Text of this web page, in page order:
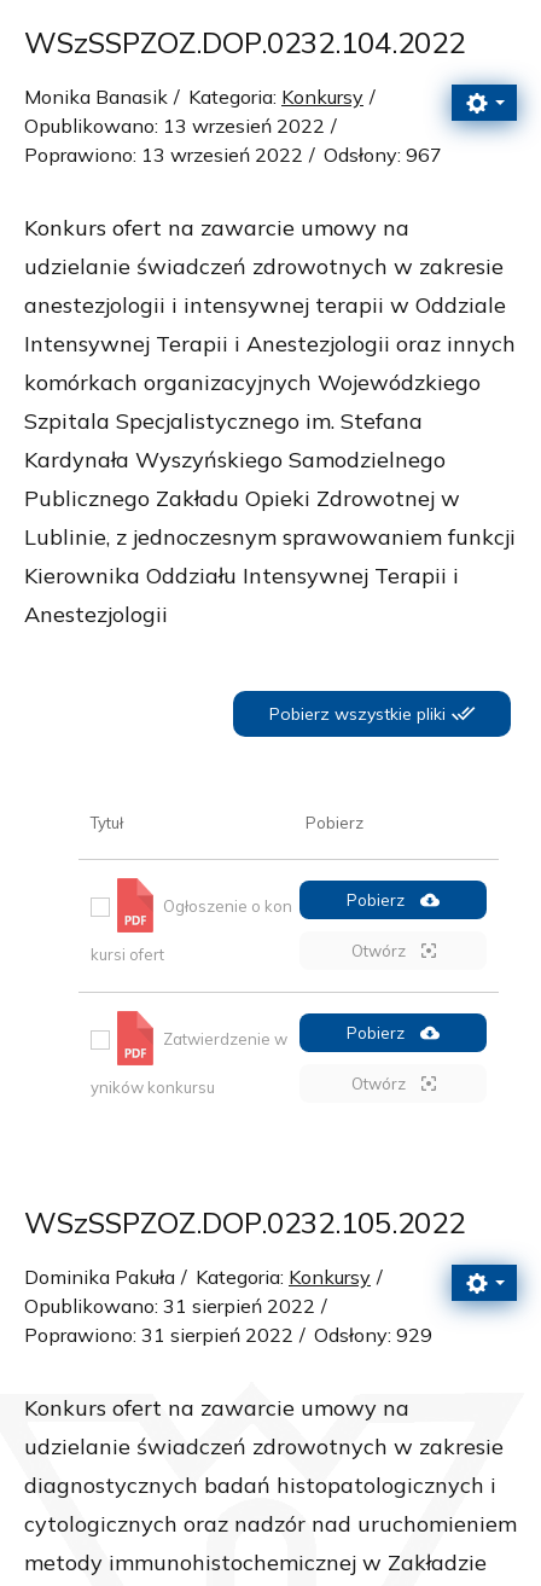
WSzSSPZOZ.DOP.0232.104.2022
Monika Banasik Kategoria: Konkursy
Opublikowano: 13 wrzesień 2022
Poprawiono: 13 wrzesień 2022
Odsłony: 967
Konkurs ofert na zawarcie umowy na
udzielanie świadczeń zdrowotnych w zakresie
anestezjologii i intensywnej terapii w Oddziale
Intensywnej Terapii i Anestezjologii oraz innych
komórkach organizacyjnych Wojewódzkiego
Szpitala Specjalistycznego im. Stefana
Kardynała Wyszyńskiego Samodzielnego
Publicznego Zakładu Opieki Zdrowotnej w
Lublinie, z jednoczesnym sprawowaniem funkcji
Kierownika Oddziału Intensywnej Terapii i
Anestezjologii
Pobierz wszystkie pliki
Tytuł Pobierz
Ogłoszenie o kon
kursi ofert
Pobierz
Otwórz
Zatwierdzenie w
yników konkursu
Pobierz
Otwórz
WSzSSPZOZ.DOP.0232.105.2022
Dominika Pakuła Kategoria: Konkursy
Opublikowano: 31 sierpień 2022
Poprawiono: 31 sierpień 2022
Odsłony: 929
Konkurs ofert na zawarcie umowy na
udzielanie świadczeń zdrowotnych w zakresie
diagnostycznych badań histopatologicznych i
cytologicznych oraz nadzór nad uruchomieniem
metody immunohistochemicznej w Zakładzie